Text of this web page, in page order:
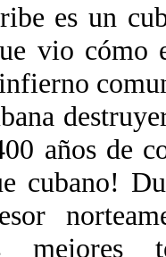
es un
vio cómo
años de
cubano!
mejores